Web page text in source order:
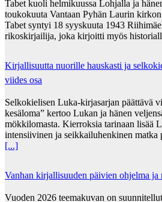
Tabet kuoli helmikuussa Lohjalla ja
toukokuuta Vantaan Pyhän Laurin
Tabet syntyi 18 syyskuuta 1943
rikoskirjailija, joka kirjoitti myös
Kirjallisuutta nuorille hauskasti ja
viides osa
Selkokielisen Luka-kirjasarjan päättävä
kesäloma” kertoo Lukan ja hänen
mökkilomasta. Kierroksia tarinaan lisää
intensiivinen ja seikkailuhenkinen matka
[...]
Vanhan kirjallisuuden päivien ohjelma ja
Vuoden 2026 teemakuvan on